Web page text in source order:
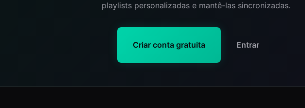
playlists personalizadas e mantê-las sincronizadas.
Criar conta gratuita Entrar